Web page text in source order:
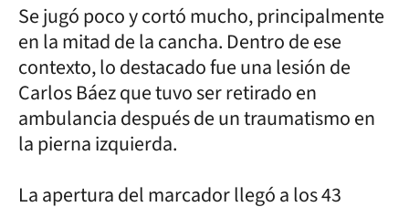
Se jugó poco y cortó mucho, principalmente
en la mitad de la cancha. Dentro de ese
contexto, lo destacado fue una lesión de
Carlos Báez que tuvo ser retirado en
ambulancia después de un traumatismo en
la pierna izquierda.
La apertura del marcador llegó a los 43